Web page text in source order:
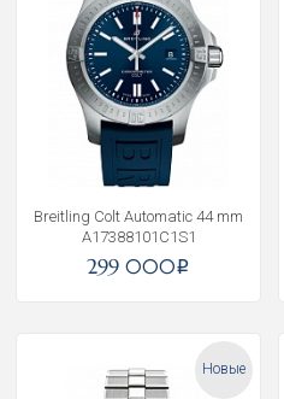
Breitling Colt Automatic 44 mm
A17388101C1S1
299 000i
Новые